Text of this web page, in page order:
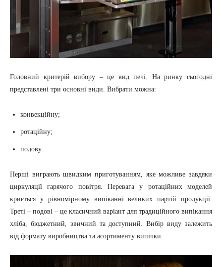
Головний критерій вибору – це вид печі. На ринку сьогодні
представлені три основні види. Вибрати можна:
конвекційну;
ротаційну;
подову.
Перші виграють швидким приготуванням, яке можливе завдяки
циркуляції гарячого повітря. Перевага у ротаційних моделей
криється у рівномірному випіканні великих партій продукції.
Треті – подові – це класичний варіант для традиційного випікання
хліба, бюджетний, звичний та доступний. Вибір виду залежить
від формату виробництва та асортименту випічки.